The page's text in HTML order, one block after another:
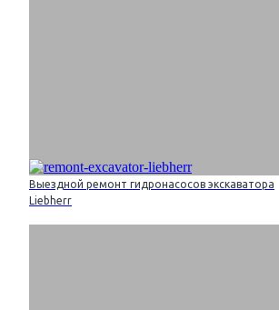
Выездной ремонт гидронасосов экскаватора
Liebherr